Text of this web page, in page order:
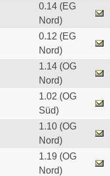
0.14 (EG
Nord)
0.12 (EG
Nord)
1.14 (OG
Nord)
1.02 (OG
Süd)
1.10 (OG
Nord)
1.19 (OG
Nord)